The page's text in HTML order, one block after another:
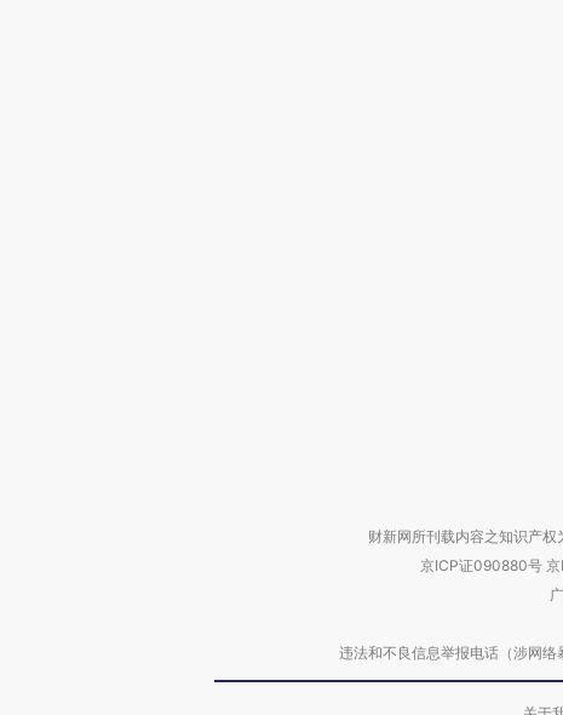
财新网所刊载内容之知识产
京ICP证090880号
违法和不良信息举报电话（涉网